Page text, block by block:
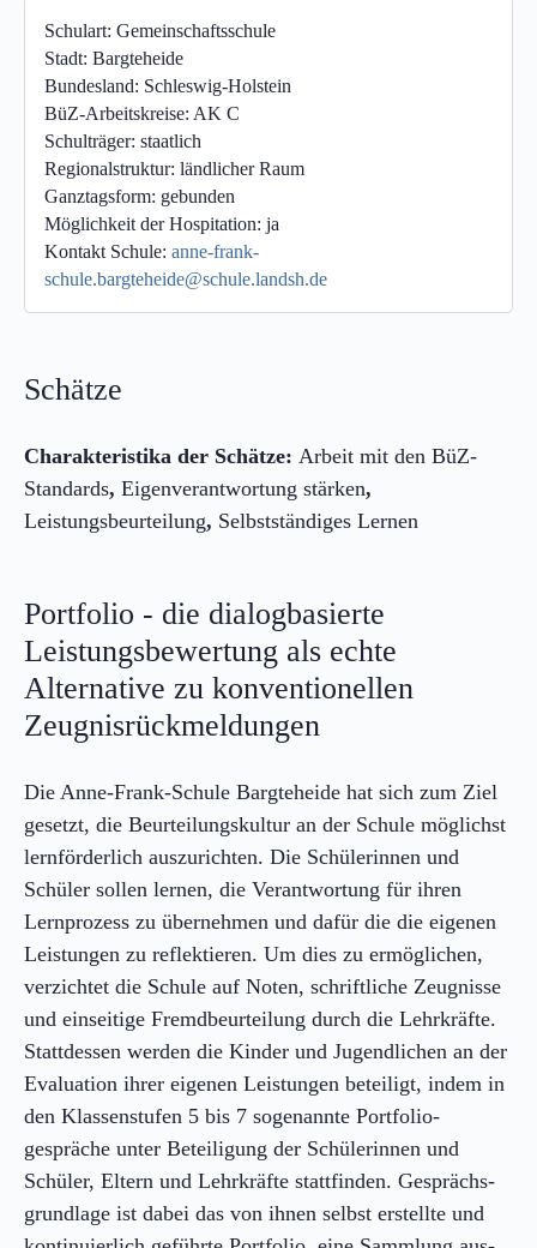
Schulart: Gemeinschaftsschule
Stadt: Bargteheide
Bundesland: Schleswig-Holstein
BüZ-Arbeitskreise: AK C
Schulträger: staatlich
Regionalstruktur: ländlicher Raum
Ganztagsform: gebunden
Möglichkeit der Hospitation: ja
Kontakt Schule: anne-frank-
schule.bargteheide@schule.landsh.de
Schätze
Charakteristika der Schätze: Arbeit mit den BüZ-
Standards, Eigenverantwortung stärken,
Leistungsbeurteilung, Selbstständiges Lernen
Portfolio - die dialogbasierte
Leistungsbewertung als echte
Alternative zu konventionellen
Zeugnisrückmeldungen
Die Anne-Frank-Schule Bargteheide hat sich zum Ziel
gesetzt, die Beurteilungs­kultur an der Schule möglichst
lern­förderlich aus­zu­richten. Die Schülerinnen und
Schüler sollen lernen, die Verantwortung für ihren
Lern­prozess zu über­nehmen und dafür die die eigenen
Leistungen zu reflektieren. Um dies zu ermöglichen,
verzichtet die Schule auf Noten, schriftliche Zeugnisse
und einseitige Fremd­beurteilung durch die Lehr­kräfte.
Statt­dessen werden die Kinder und Jugendlichen an der
Evaluation ihrer eigenen Leistungen beteiligt, indem in
den Klassen­stufen 5 bis 7 sogenannte Portfolio­
gespräche unter Beteiligung der Schülerinnen und
Schüler, Eltern und Lehr­kräfte stattfinden. Gesprächs­
grund­lage ist dabei das von ihnen selbst erstellte und